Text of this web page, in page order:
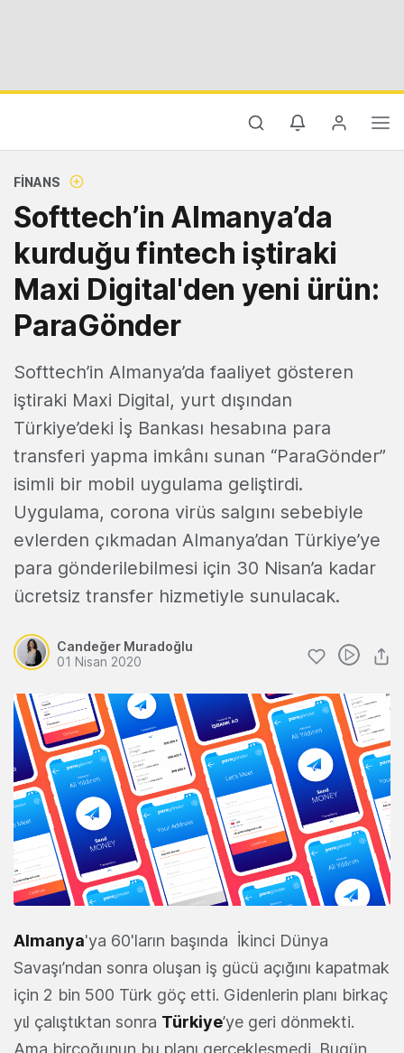
FINANS
Softtech’in Almanya’da
kurduğu fintech iştiraki
Maxi Digital'den yeni ürün:
ParaGönder
Softtech’in Almanya’da faaliyet gösteren
iştiraki Maxi Digital, yurt dışından
Türkiye’deki İş Bankası hesabına para
transferi yapma imkânı sunan “ParaGönder”
isimli bir mobil uygulama geliştirdi.
Uygulama, corona virüs salgını sebebiyle
evlerden çıkmadan Almanya’dan Türkiye’ye
para gönderilebilmesi için 30 Nisan’a kadar
ücretsiz transfer hizmetiyle sunulacak.
Candeğer Muradoğlu
01 Nisan 2020
Almanya'ya 60'ların başında İkinci Dünya
Savaşı’ndan sonra oluşan iş gücü açığını kapatmak
için 2 bin 500 Türk göç etti. Gidenlerin planı birkaç
yιl çalιştιktan sonra Türkiye’ye geri dönmekti.
Ama birçoğunun bu planı gerçekleşmedi. Bugün